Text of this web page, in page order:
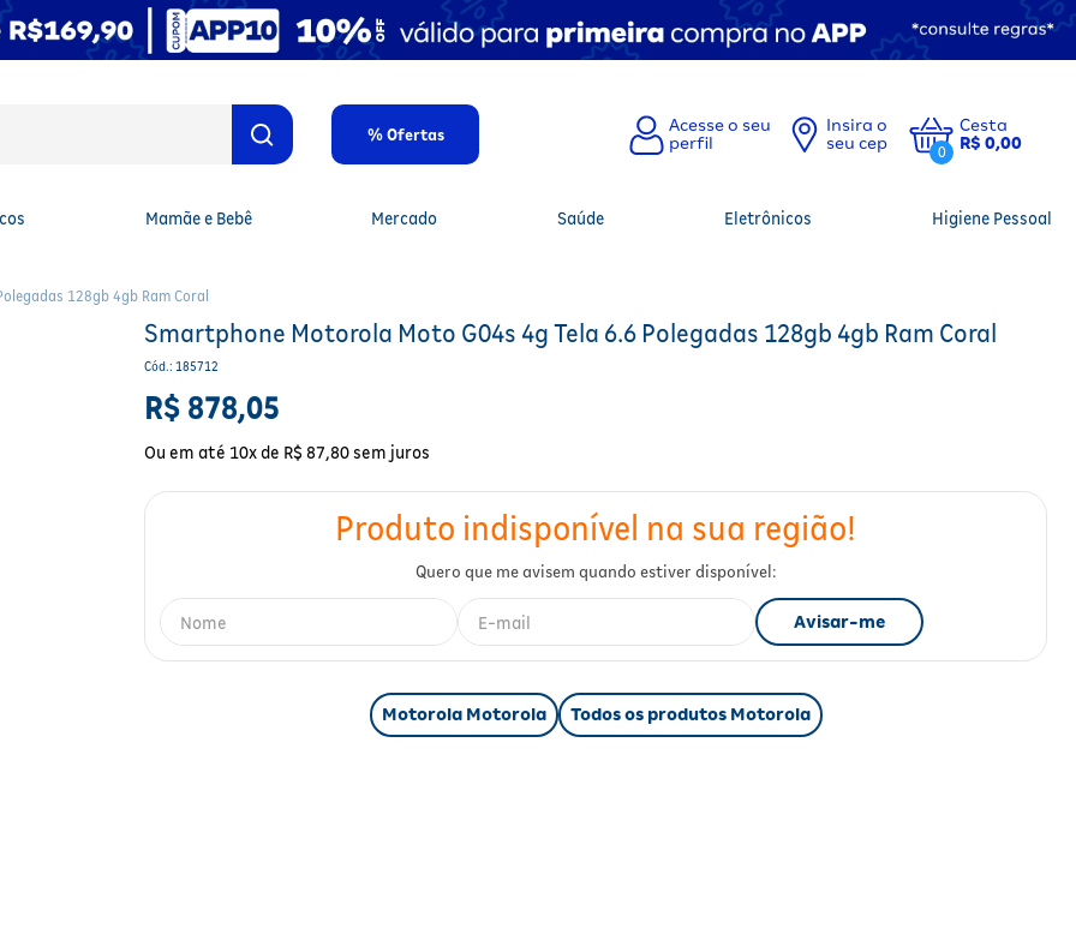
% Ofertas
Insira o
seu cep
0
Cesta
R$ 0,00
Mamãe e Bebê Mercado Saúde Eletrônicos Higiene Pessoal
128gb 4gb Ram Coral
Smartphone Motorola Moto G04s 4g Tela 6.6 Polegadas 128gb 4gb Ram Coral
Cód.:185712
R$ 878,05
Ou em até 10x de R$ 87,80sem juros
Motorola Motorola Todos os produtos Motorola